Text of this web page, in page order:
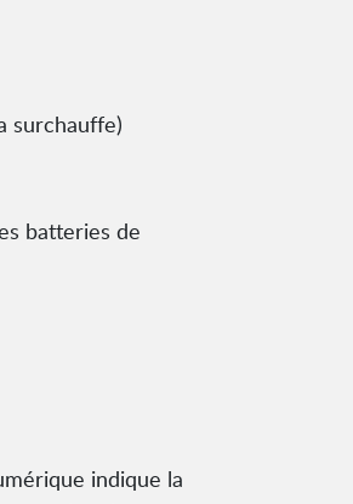
surchauffe)
batteries de
indique la